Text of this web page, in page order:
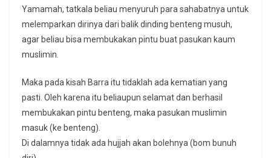
Yamamah, tatkala beliau menyuruh para sahabatnya untuk
melemparkan dirinya dari balik dinding benteng musuh,
agar beliau bisa membukakan pintu buat pasukan kaum
muslimin.
Maka pada kisah Barra itu tidaklah ada kematian yang
pasti. Oleh karena itu beliaupun selamat dan berhasil
membukakan pintu benteng, maka pasukan muslimin
masuk (ke benteng).
Di dalamnya tidak ada hujjah akan bolehnya (bom bunuh